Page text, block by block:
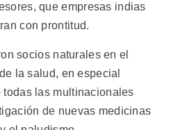
que empresas indias
con prontitud.
socios naturales en el
la salud, en especial
las multinacionales
de nuevas medicinas